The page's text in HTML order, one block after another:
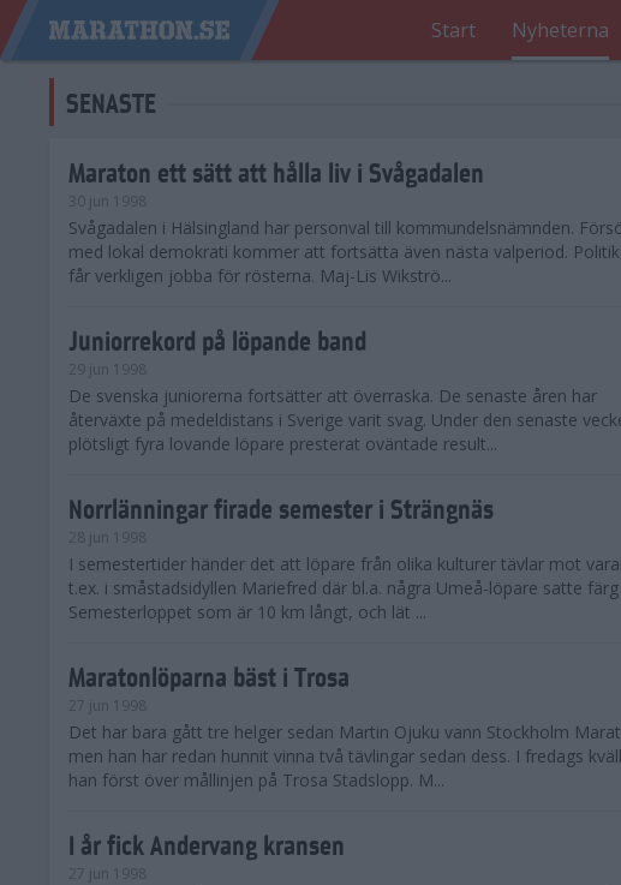
Start Nyheterna
SENASTE
Maraton ett sätt att hålla liv i Svågadalen
30 jun 1998
Svågadalen i Hälsingland har personval till kommundelsnämnden.
med lokal demokrati kommer att fortsätta även nästa valperiod.
får verkligen jobba för rösterna. Maj-Lis Wikströ...
Juniorrekord på löpande band
29 jun 1998
De svenska juniorerna fortsätter att överraska. De senaste åren har
återväxte på medeldistans i Sverige varit svag. Under den senaste
plötsligt fyra lovande löpare presterat oväntade result...
Norrlänningar firade semester i Strängnäs
28 jun 1998
I semestertider händer det att löpare från olika kulturer tävlar mot
t.ex. i småstadsidyllen Mariefred där bl.a. några Umeå-löpare satte
Semesterloppet som är 10 km långt, och lät ...
Maratonlöparna bäst i Trosa
27 jun 1998
Det har bara gått tre helger sedan Martin Ojuku vann Stockholm
men han har redan hunnit vinna två tävlingar sedan dess. I fredags
han först över mållinjen på Trosa Stadslopp. M...
I år fick Andervang kransen
27 jun 1998